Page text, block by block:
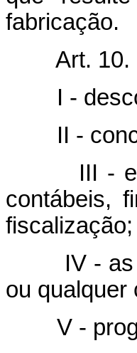
fabricação.
Art. 10.
I -
II -
III -
contábeis,
fiscalização;
IV -
ou qualquer
V -